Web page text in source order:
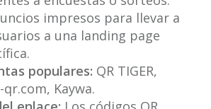
impresos para llevar a
a una landing page
populares: QR TIGER,
Kaywa.